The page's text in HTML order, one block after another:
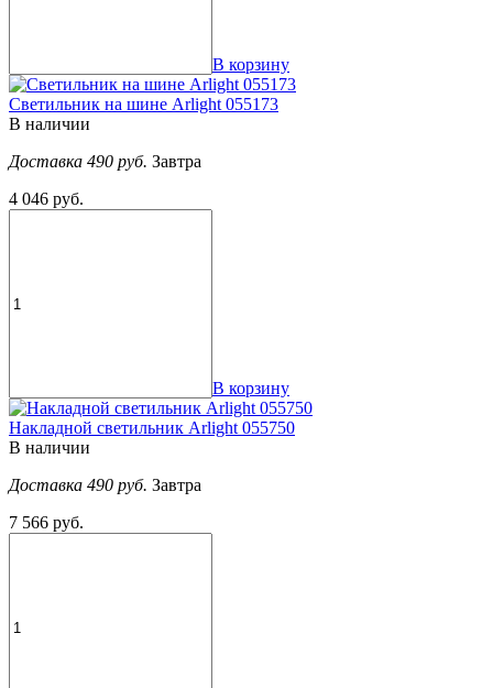
В корзину
Светильник на шине Arlight 055173
В наличии
Доставка 490 руб. Завтра
4 046 руб.
В корзину
Накладной светильник Arlight 055750
В наличии
Доставка 490 руб. Завтра
7 566 руб.